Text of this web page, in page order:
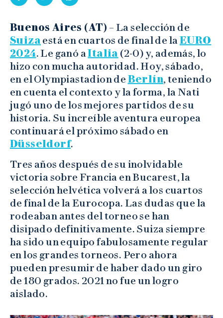
Buenos Aires (AT) – La selección de
Suizaestá en cuartos de final de laEURO
2024. Le ganó aItalia (2-0) y, además, lo
hizo con mucha autoridad. Hoy, sábado,
en el Olympiastadion de Berlín, teniendo
en cuenta el contexto y la forma, la Nati
jugó uno de los mejores partidos de su
historia. Su increíble aventura europea
continuará el próximo sábado en
Düsseldorf.
Tres años después de su inolvidable
victoria sobre Francia en Bucarest, la
selección helvética volverá a los cuartos
de final de la Eurocopa. Las dudas que la
rodeaban antes del torneo se han
disipado definitivamente. Suiza siempre
ha sido un equipo fabulosamente regular
en los grandes torneos. Pero ahora
pueden presumir de haber dado un giro
de 180 grados. 2021 no fue un logro
aislado.